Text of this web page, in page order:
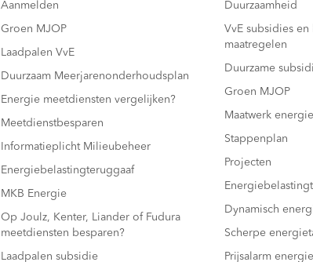
Aanmelden
Groen MJOP
Laadpalen VvE
Duurzaam Meerjarenonderhoudsplan
Energie meetdiensten vergelijken?
Meetdienstbesparen
Informatieplicht Milieubeheer
Energiebelastingteruggaaf
MKB Energie
Op Joulz, Kenter, Liander of Fudura
meetdiensten besparen?
Laadpalen subsidie
Duurzaamheid
VvE subsidies
maatregelen
Duurzame
Groen MJOP
Maatwerk
Stappenplan
Projecten
Dynamisch
Scherpe
Prijsalarm energie